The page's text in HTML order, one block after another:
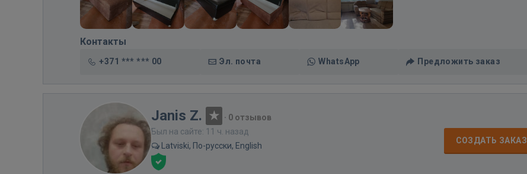
Контакты
+371 *** *** 00 Эл. почта WhatsApp Предложить заказ
Janis Z. · 0 отзывов
Был на сайте: 11 ч. назад
Latviski, По-русски, English
СОЗДАТЬ ЗАКАЗ